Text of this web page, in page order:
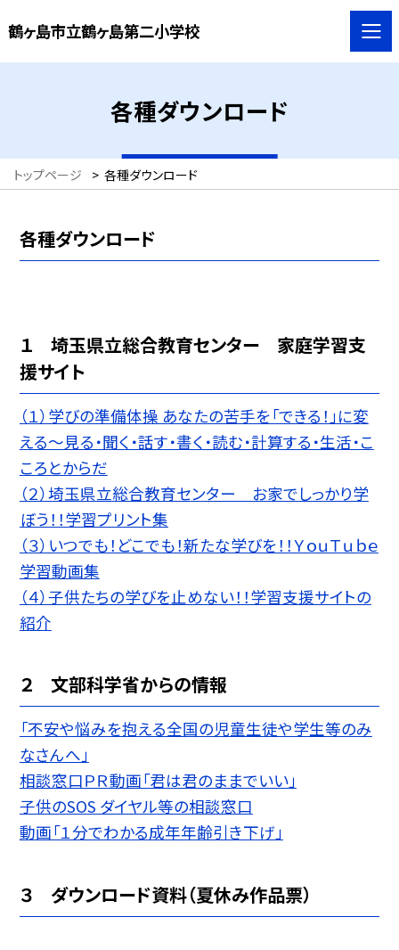
鶴ヶ島市立鶴ヶ島第二小学校
各種ダウンロード
トップページ > 各種ダウンロード
各種ダウンロード
１ 埼玉県立総合教育センター 家庭学習支
援サイト
（１）学びの準備体操 あなたの苦手を「できる！」に変
える〜見る・聞く・話す・書く・読む・計算する・生活・こ
ころとからだ
（２）埼玉県立総合教育センター お家でしっかり学
ぼう！！学習プリント集
（３）いつでも！どこでも！新たな学びを！！ＹｏｕＴｕｂｅ
学習動画集
（４）子供たちの学びを止めない！！学習支援サイトの
紹介
２ 文部科学省からの情報
「不安や悩みを抱える全国の児童生徒や学生等のみ
なさんへ」
相談窓口ＰＲ動画「君は君のままでいい」
子供のSOS ダイヤル等の相談窓口
動画「１分でわかる成年年齢引き下げ」
３ ダウンロード資料（夏休み作品票）